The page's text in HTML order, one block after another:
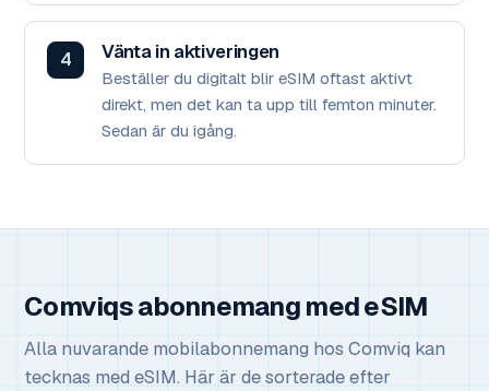
Vänta in aktiveringen
Beställer du digitalt blir eSIM oftast aktivt
direkt, men det kan ta upp till femton minuter.
Sedan är du igång.
Comviqs abonnemang med eSIM
Alla nuvarande mobilabonnemang hos Comviq kan
tecknas med eSIM. Här är de sorterade efter